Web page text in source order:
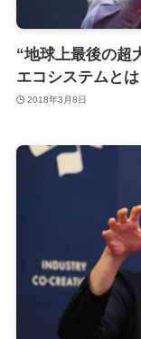
“地球上最後の超
エコシステムと
2018年3月8日